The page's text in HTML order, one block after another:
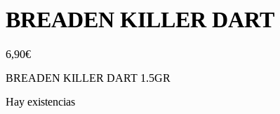
BREADEN KILLER DART
6,90€
BREADEN KILLER DART 1.5GR
Hay existencias